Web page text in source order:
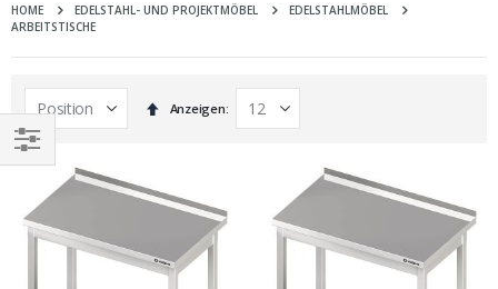
HOME EDELSTAHL- UND PROJEKTMÖBEL
EDELSTAHLMÖBEL
ARBEITSTISCHE
In
absteigender
Anzeigen
EINKAUFEN
NACH